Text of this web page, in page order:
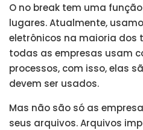
O no break tem uma
lugares. Atualmente,
eletrônicos na maioria dos
todas as empresas usam
processos, com isso, elas
devem ser usados.
Mas não são só as
seus arquivos. Arquivos